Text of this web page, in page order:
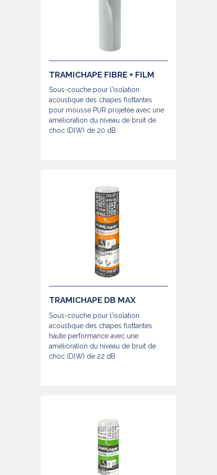
TRAMICHAPE FIBRE + FILM
Sous-couche pour l'isolation
acoustique des chapes flottantes
pour mousse PUR projetée avec une
amélioration du niveau de bruit de
choc (DlW) de 20 dB.
TRAMICHAPE DB MAX
Sous-couche pour l'isolation
acoustique des chapes flottantes
haute performance avec une
amélioration du niveau de bruit de
choc (DlW) de 22 dB.